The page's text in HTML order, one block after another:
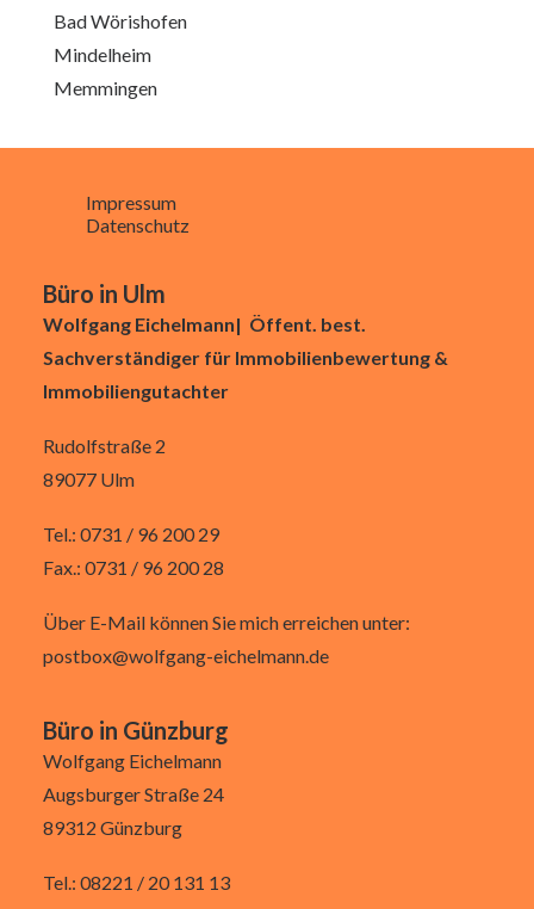
Bad Wörishofen
Mindelheim
Memmingen
Impressum
Datenschutz
Büro in Ulm
Wolfgang Eichelmann| Öffent. best.
Sachverständiger für Immobilienbewertung &
Immobiliengutachter
Rudolfstraße 2
89077 Ulm
Tel.: 0731 / 96 200 29
Fax.: 0731 / 96 200 28
Über E-Mail können Sie mich erreichen unter:
postbox@wolfgang-eichelmann.de
Büro in Günzburg
Wolfgang Eichelmann
Augsburger Straße 24
89312 Günzburg
Tel.: 08221 / 20 131 13